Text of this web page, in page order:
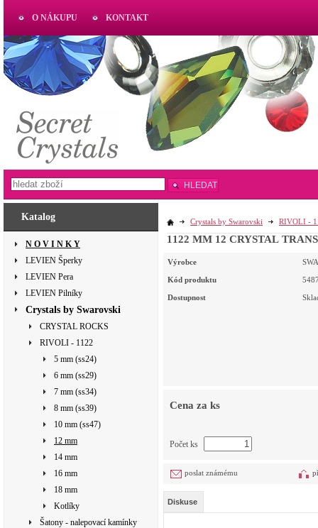
Katalog
N O V I N K Y
LEVIEN Šperky
LEVIEN Pera
LEVIEN Pilníky
Crystals by Swarovski
CRYSTAL ROCKS
RIVOLI - 1122
5 mm (ss24)
6 mm (ss29)
7 mm (ss34)
8 mm (ss39)
10 mm (ss47)
12 mm
14 mm
16 mm
18 mm
Kotlíky
Šatony - nalepovací kamínky
Crystals by Swarovski RIVOLI -
1122 MM 12 CRYSTAL
Výrobce
Kód produktu
Dostupnost
Cena za ks
Počet ks
poslat známému
Diskuse
O NÁKUPU KONTAKT
AKTUAL
www.aktual-koralky.cz
HLEDAT